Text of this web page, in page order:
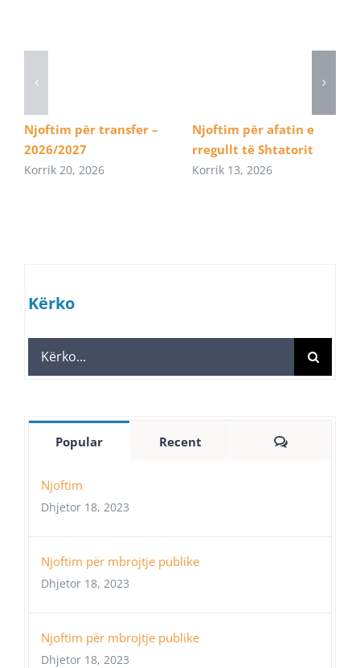
Njoftim për transfer –
2026/2027
Korrik 20, 2026
Njoftim për afatin e
rregullt të Shtatorit
Korrik 13, 2026
Kërko
Search
for:
Popular Recent Comments
Njoftim
Dhjetor 18, 2023
Njoftim për mbrojtje publike
Dhjetor 18, 2023
Njoftim për mbrojtje publike
Dhjetor 18, 2023